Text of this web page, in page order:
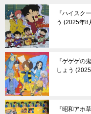
『ハイスク
う
2025年8
『ゲゲゲの
しょう
『昭和アホ